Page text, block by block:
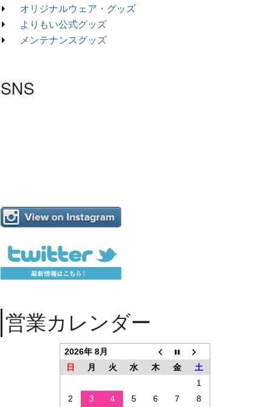
オリジナルウェア・グッズ
よりもい公式グッズ
メンテナンスグッズ
SNS
営業カレンダー
2026年 8月
日
月 火 水 木 金
土
1
2
3 4 5 6 7 8